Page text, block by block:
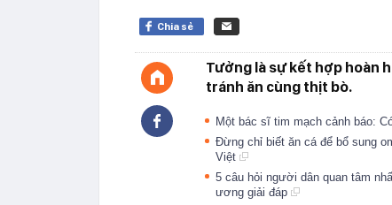
Chia sẻ
Tưởng là sự kết hợp hoàn
tránh ăn cùng thịt bò.
Một bác sĩ tim mạch cảnh báo:
Đừng chỉ biết ăn cá để bổ sung
Việt
5 câu hỏi người dân quan tâm
ương giải đáp